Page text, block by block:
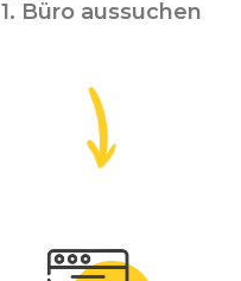
1. Büro aussuchen